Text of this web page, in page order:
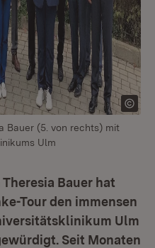
Bauer (5. von rechts) mit
Ulm
Bauer hat
Tour den immensen
Ulm
Seit Monaten